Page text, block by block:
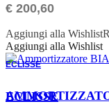
€ 200,60
Aggiungi alla Wishlist
Aggiungi alla Wishlist
ECLISSE
ORDINABILE
AMMORTIZZATORE BIAS DS BIDIREZIONALE – ECLISSE